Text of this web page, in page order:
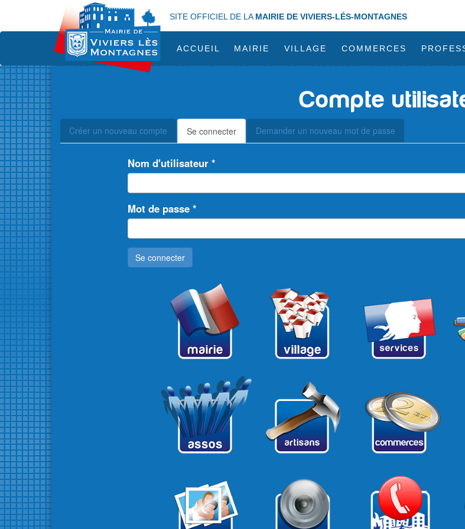
contenu
SITE OFFICIEL DE LA MAIRIE DE VIVIERS-LÉS-MONTAGNES
ACCUEIL MAIRIE VILLAGE COMMERCES
Compte
Onglets
principaux
Créer un nouveau compte Se connecter (onglet
actif)
Demander un nouveau mot de passe
Nom d'utilisateur *
Mot de passe *
Se connecter